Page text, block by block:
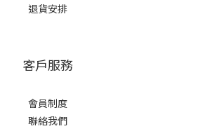
退貨安排
客戶服務
會員制度
聯絡我們